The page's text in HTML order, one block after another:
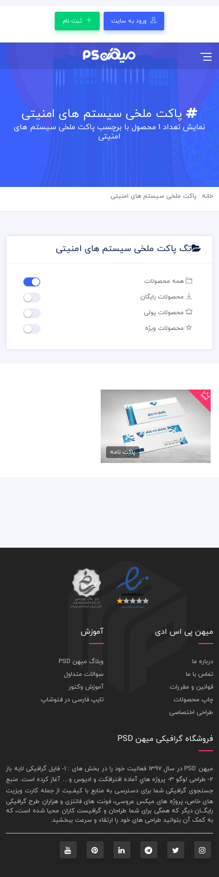
ورود به سایت ثبت نام
پاکت ملخی سیستم های امنیتی
نمایش تعداد 1 محصول با برچسب پاکت ملخی سیستم های
امنیتی
خانه پاکت ملخی سیستم های امنیتی
تگ پاکت ملخی سیستم های امنیتی
همه محصولات
محصولات رایگان
محصولات پولی
محصولات ویژه
طرح دانلود پاکت سیستم های...
70,000 تومان
پاکت نامه
میهن پی اس ادی
درباره ما
تماس با ما
قوانین و مقررات
چاپ محصولات
طراحی اختصاصی
آموزش
وبلاگ میهن PSD
سوالات متداول
آموزش وکتور
تایپ فارسی در فتوشاپ
فروشگاه گرافیکی میهن PSD
ميهن PSD در سال 1397 فعاليت خود را در بخش های : 1-
فايل گرافيکی لايه باز
2- طراحی لوگو 3- پروژه هاي آماده افترافکت و اديوس و… آغاز کرده است. منبع
جستجوی گرافيکی شما برای دسترسی به منابع با کيفـيت از جملهکارت ويزيت
های خاص، پروژه های ميکس عروسی، فونت های فانتزی و هزاران طرح گرافیکی
رايگــان ديگر که همگی برای شما طراحان و گرافيست کاران محيا شده است، که
به کمک آن بتوانيد طراحی های خود را ارتقاء و سرعت ببخشيد.